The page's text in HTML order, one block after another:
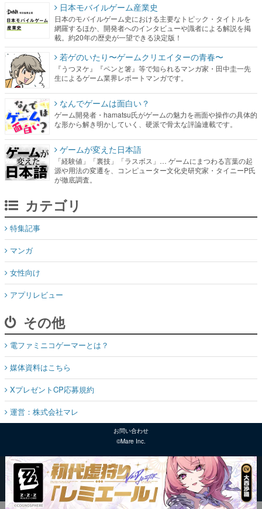
日本モバイルゲーム産業史
日本のモバイルゲーム史における主要なトピック・タイトルを
網羅するほか、開発者へのインタビューや識者による解説を掲
載。約20年の歴史が一望できる決定版！
若ゲのいたり〜ゲームクリエイターの青春〜
『うつヌケ』『ペンと箸』等で知られるマンガ家・田中圭一先
生によるゲーム業界レポートマンガです。
なんでゲームは面白い？
ゲーム開発者・hamatsu氏がゲームの魅力を画面や操作の具体的
な形から解き明かしていく、硬派で骨太な評論連載です。
ゲームが変えた日本語
「経験値」「裏技」「ラスボス」… ゲームにまつわる言葉の起
源や用法の変遷を、コンピューター文化史研究家・タイニーP氏
が徹底調査。
カテゴリ
特集記事
マンガ
女性向け
アプリレビュー
その他
電ファミニコゲーマーとは？
媒体資料はこちら
XプレゼントCP応募規約
運営：株式会社マレ
お問い合わせ
©Mare Inc.